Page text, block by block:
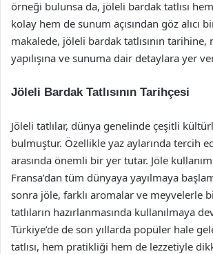
örneği bulunsa da, jöleli bardak tatlısı hem
kolay hem de sunum açısından göz alıcı
makalede, jöleli bardak tatlısının tarihine,
yapılışına ve sunuma dair detaylara yer
Jöleli Bardak Tatlısının Tarihçesi
Jöleli tatlılar, dünya genelinde çeşitli
bulmuştur. Özellikle yaz aylarında tercih
arasında önemli bir yer tutar. Jöle
Fransa’dan tüm dünyaya yayılmaya
sonra jöle, farklı aromalar ve meyvelerle
tatlıların hazırlanmasında kullanılmaya
Türkiye’de de son yıllarda popüler hale
tatlısı, hem pratikliği hem de lezzetiyle